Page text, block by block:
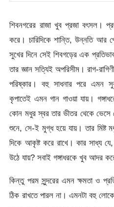
শিবনগরের রাজা খুব প্রজা বৎসল।
করে। চারিদিকে শান্তি, উন্নতি আর
সুখের দিনে সেই শিবগড়ের এক
তার জ্ঞান সত্যিই অপরিসীম। রাগ-
পরিষ্কার। বহু সাধনার পরে এমন
কৃপাতেই এমন গান গাওয়া যায়।
কোন মধুর স্বর তার ভীতর থেকে
শুনে, সে-ই মুগ্ধ হয়ে যায়। তার মিষ্ট
দিকে আকৃষ্ট করে রাখে। কার সাধ্য
উঠে যায়? সবাই গঙ্গাধরকে খুব আদর
কিন্তু পরম সুন্দরের এমন ক্ষমতা ও
ঠিক রাখতে পারল না। এমনটা বহু